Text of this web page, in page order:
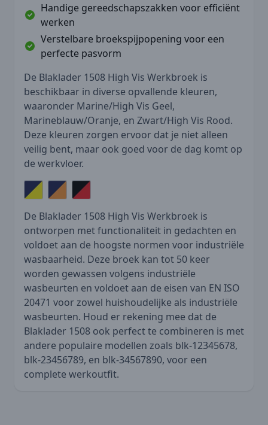
Handige gereedschapszakken voor efficiënt
werken
Verstelbare broekspijpopening voor een
perfecte pasvorm
De Blaklader 1508 High Vis Werkbroek is
beschikbaar in diverse opvallende kleuren,
waaronder Marine/High Vis Geel,
Marineblauw/Oranje, en Zwart/High Vis Rood.
Deze kleuren zorgen ervoor dat je niet alleen
veilig bent, maar ook goed voor de dag komt op
de werkvloer.
De Blaklader 1508 High Vis Werkbroek is
ontworpen met functionaliteit in gedachten en
voldoet aan de hoogste normen voor industriële
wasbaarheid. Deze broek kan tot 50 keer
worden gewassen volgens industriële
wasbeurten en voldoet aan de eisen van EN ISO
20471 voor zowel huishoudelijke als industriële
wasbeurten. Houd er rekening mee dat de
Blaklader 1508 ook perfect te combineren is met
andere populaire modellen zoals blk-12345678,
blk-23456789, en blk-34567890, voor een
complete werkoutfit.